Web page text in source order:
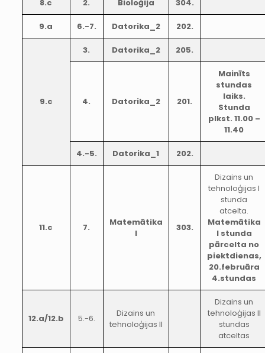
8.c 2. Bioloģija 304.
9.a 6.-7. Datorika_2 202.
9.c
3. Datorika_2 205.
4. Datorika_2 201.
Mainīts
stundas
laiks.
Stunda
plkst. 11.00 –
11.40
4.-5. Datorika_1 202.
11.c 7.
Matemātika
I
303.
Dizains un
tehnoloģijas I
stunda
atcelta.
Matemātika
I stunda
pārcelta no
piektdienas,
20.februāra
4.stundas
12.a/12.b 5.-6.
Dizains un
tehnoloģijas II
Dizains un
tehnoloģijas II
stundas
atceltas